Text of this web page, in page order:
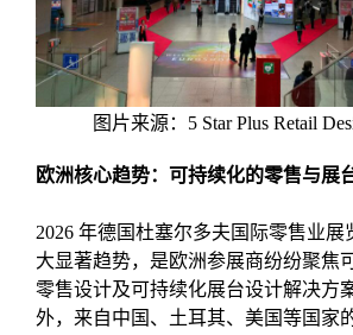
图片来源：5 Star Plus Retail
欧洲核心趋势：可持续化的零售与展
2026 年德国杜塞尔多夫国际零售业展
大显著趋势，是欧洲参展商纷纷聚焦
零售设计及可持续化展台设计解决方
外，来自中国、土耳其、美国等国家